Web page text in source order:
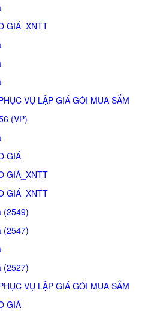
GIÁ_XNTT
VỤ LẬP GIÁ GÓI MUA SẮM
(VP)
GIÁ
GIÁ_XNTT
GIÁ_XNTT
(2549)
(2547)
(2527)
VỤ LẬP GIÁ GÓI MUA SẮM
GIÁ